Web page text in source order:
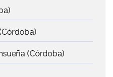
(Córdoba)